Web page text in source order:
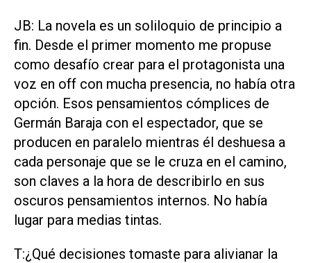
JB: La novela es un soliloquio de principio a
fin. Desde el primer momento me propuse
como desafío crear para el protagonista una
voz en off con mucha presencia, no había otra
opción. Esos pensamientos cómplices de
Germán Baraja con el espectador, que se
producen en paralelo mientras él deshuesa a
cada personaje que se le cruza en el camino,
son claves a la hora de describirlo en sus
oscuros pensamientos internos. No había
lugar para medias tintas.
T:¿Qué decisiones tomaste para alivianar la